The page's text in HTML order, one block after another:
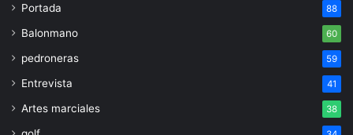
Portada 88
Balonmano 60
pedroneras 59
Entrevista 41
Artes marciales 38